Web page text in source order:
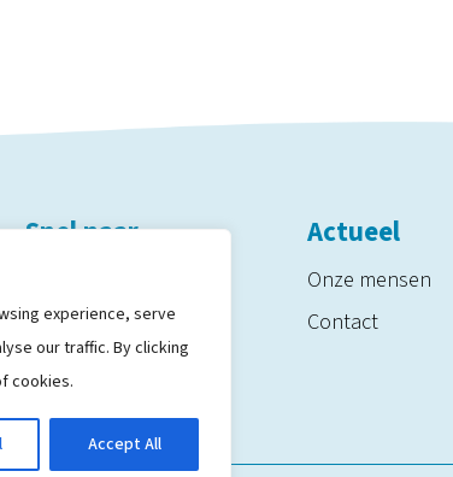
experience, serve
our traffic. By clicking
cookies.
Accept All
Snel naar
Studenten
Werken bij Waterprof
Actueel
Onze mensen
Contact